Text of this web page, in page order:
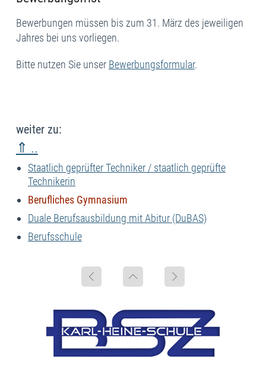
Bewerbungen müssen bis zum 31. März des jeweiligen
Jahres bei uns vorliegen.
Bitte nutzen Sie unser Bewerbungsformular.
weiter zu:
⇑ ..
Staatlich geprüfter Techniker / staatlich geprüfte
Technikerin
Berufliches Gymnasium
Duale Berufsausbildung mit Abitur (DuBAS)
Berufsschule